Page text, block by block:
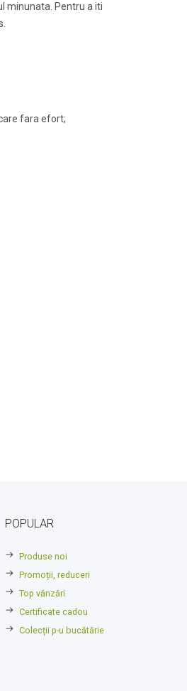
minunata. Pentru a iti
fara efort;
POPULAR
Produse noi
Promoții, reduceri
Top vănzări
Certificate cadou
Colecții p-u bucătărie